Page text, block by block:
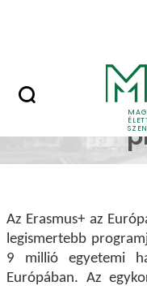
Az Erasmus+ az
legismertebb
9 millió egyetemi
Európában. Az